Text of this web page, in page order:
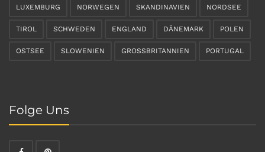
LUXEMBURG NORWEGEN SKANDINAVIEN NORDSEE
TIROL SCHWEDEN ENGLAND DÄNEMARK POLEN
OSTSEE SLOWENIEN GROSSBRITANNIEN PORTUGAL
Folge Uns